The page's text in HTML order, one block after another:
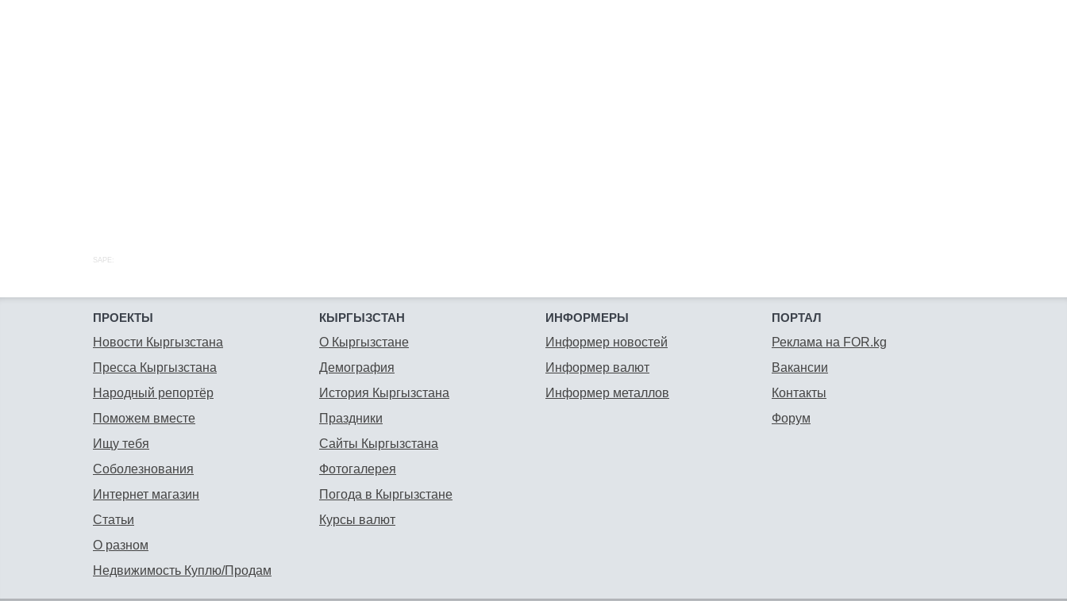
SAPE:
ПРОЕКТЫ
Новости Кыргызстана
Пресса Кыргызстана
Народный репортёр
Поможем вместе
Ищу тебя
Соболезнования
Интернет магазин
Статьи
О разном
Недвижимость Куплю/Продам
КЫРГЫЗСТАН
О Кыргызстане
Демография
История Кыргызстана
Праздники
Сайты Кыргызстана
Фотогалерея
Погода в Кыргызстане
Курсы валют
ИНФОРМЕРЫ
Информер новостей
Информер валют
Информер металлов
ПОРТАЛ
Реклама на FOR.kg
Вакансии
Контакты
Форум